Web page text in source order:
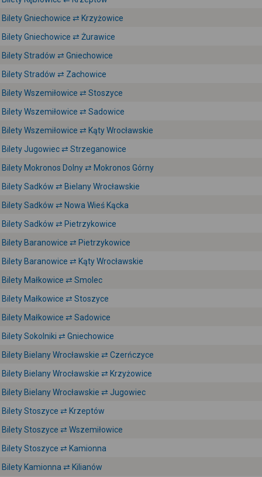
Bilety Gniechowice ⇄ Krzyżowice
Bilety Gniechowice ⇄ Żurawice
Bilety Stradów ⇄ Gniechowice
Bilety Stradów ⇄ Zachowice
Bilety Wszemiłowice ⇄ Stoszyce
Bilety Wszemiłowice ⇄ Sadowice
Bilety Wszemiłowice ⇄ Kąty Wrocławskie
Bilety Jugowiec ⇄ Strzeganowice
Bilety Mokronos Dolny ⇄ Mokronos Górny
Bilety Sadków ⇄ Bielany Wrocławskie
Bilety Sadków ⇄ Nowa Wieś Kącka
Bilety Sadków ⇄ Pietrzykowice
Bilety Baranowice ⇄ Pietrzykowice
Bilety Baranowice ⇄ Kąty Wrocławskie
Bilety Małkowice ⇄ Smolec
Bilety Małkowice ⇄ Stoszyce
Bilety Małkowice ⇄ Sadowice
Bilety Sokolniki ⇄ Gniechowice
Bilety Bielany Wrocławskie ⇄ Czerńczyce
Bilety Bielany Wrocławskie ⇄ Krzyżowice
Bilety Bielany Wrocławskie ⇄ Jugowiec
Bilety Stoszyce ⇄ Krzeptów
Bilety Stoszyce ⇄ Wszemiłowice
Bilety Stoszyce ⇄ Kamionna
Bilety Kamionna ⇄ Kilianów